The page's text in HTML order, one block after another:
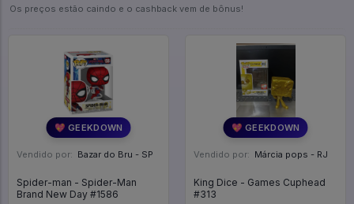
Os preços estão caindo e o cashback vem de bônus!
💖 GEEKDOWN
Vendido por: Bazar do Bru - SP
Spider-man - Spider-Man
Brand New Day #1586
💖 GEEKDOWN
Vendido por: Márcia pops - RJ
King Dice - Games Cuphead
#313